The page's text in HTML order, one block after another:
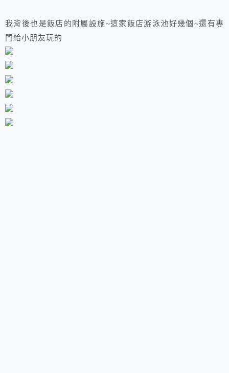
我背後也是飯店的附屬設施~這家飯店游泳池好幾個~還有專
門給小朋友玩的